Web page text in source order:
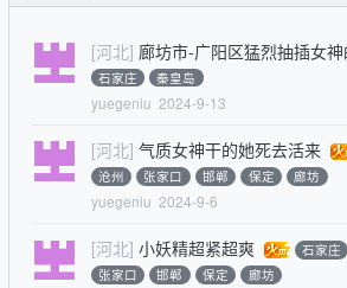
[河北] 廊坊市-广阳区猛烈抽插女
石家庄 秦皇岛
yuegeniu 2024-9-13
[河北] 气质女神干的她死去活来
沧州
张家口 邯郸 保定 廊坊
yuegeniu 2024-9-6
[河北] 小妖精超紧超爽 石家庄
张家口
邯郸 保定 廊坊